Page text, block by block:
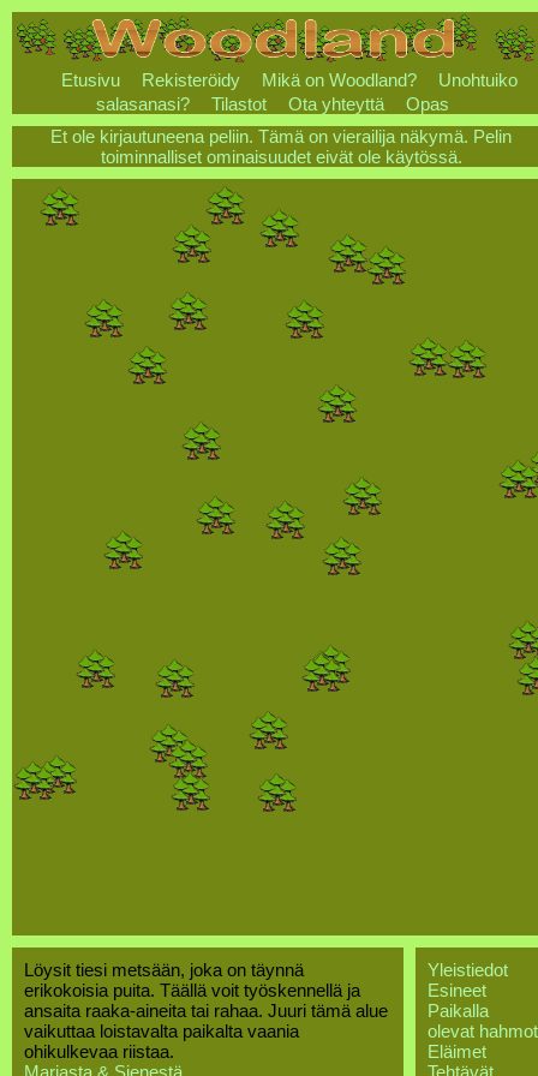
Etusivu Rekisteröidy Mikä on Woodland?
Unohtuiko
salasanasi?
Tilastot Ota yhteyttä
Opas
Et ole kirjautuneena peliin. Tämä on vierailija näkymä. Pelin
toiminnalliset ominaisuudet eivät ole käytössä.
Löysit tiesi metsään, joka on täynnä
erikokoisia puita. Täällä voit työskennellä ja
ansaita raaka-aineita tai rahaa. Juuri tämä alue
vaikuttaa loistavalta paikalta vaania
ohikulkevaa riistaa.
Marjasta & Sienestä
Yleistiedot
Esineet
Paikalla
olevat hahmot
Eläimet
Tehtävät